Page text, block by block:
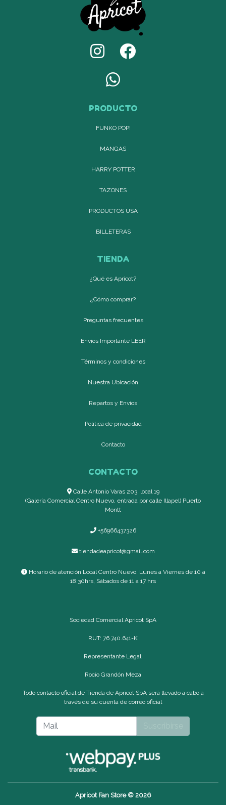
PRODUCTO
FUNKO POP!
MANGAS
HARRY POTTER
TAZONES
PRODUCTOS USA
BILLETERAS
TIENDA
¿Qué es Apricot?
¿Cómo comprar?
Preguntas frecuentes
Envíos Importante LEER
Términos y condiciones
Nuestra Ubicación
Repartos y Envíos
Política de privacidad
Contacto
CONTACTO
Calle Antonio Varas 203, local 19
(Galería Comercial Centro Nuevo, entrada por calle Illapel) Puerto
Montt
+56966437326
tiendadeapricot@gmail.com
Horario de atención Local Centro Nuevo: Lunes a Viernes de 10 a
18:30hrs, Sábados de 11 a 17 hrs
Sociedad Comercial Apricot SpA
RUT: 76.740.641-K
Representante Legal:
Rocío Grandón Meza
Todo contacto oficial de Tienda de Apricot SpA será llevado a cabo a
través de su cuenta de correo oficial
Apricot Fan Store © 2026